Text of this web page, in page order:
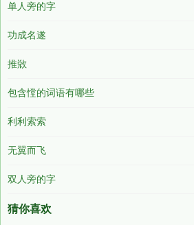
单人旁的字
功成名遂
推敚
包含憆的词语有哪些
利利索索
无翼而飞
双人旁的字
猜你喜欢